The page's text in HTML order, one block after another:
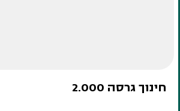
חינוך גרסה 2.000